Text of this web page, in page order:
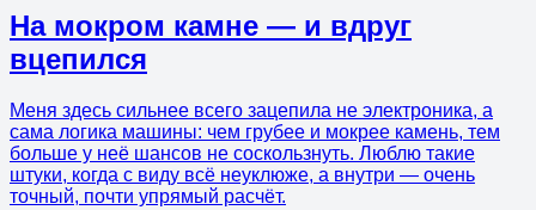
На мокром камне — и вдруг
вцепился
Меня здесь сильнее всего зацепила не электроника, а
сама логика машины: чем грубее и мокрее камень, тем
больше у неё шансов не соскользнуть. Люблю такие
штуки, когда с виду всё неуклюже, а внутри — очень
точный, почти упрямый расчёт.